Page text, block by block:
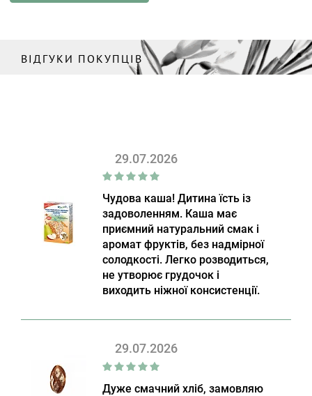
ВІДГУКИ ПОКУПЦІВ
29.07.2026
Чудова каша! Дитина їсть із
задоволенням. Каша має
приємний натуральний смак і
аромат фруктів, без надмірної
солодкості. Легко розводиться,
не утворює грудочок і
виходить ніжної консистенції.
29.07.2026
Дуже смачний хліб, замовляю